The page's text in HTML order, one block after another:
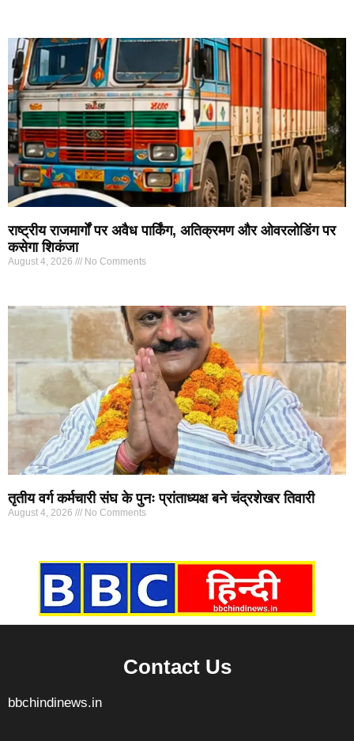
राष्ट्रीय राजमार्गों पर अवैध पार्किंग, अतिक्रमण और ओवरलोडिंग पर
कसेगा शिकंजा
August 4, 2026 No Comments
तृतीय वर्ग कर्मचारी संघ के पुनः प्रांताध्यक्ष बने चंद्रशेखर तिवारी
August 4, 2026 No Comments
Contact Us
bbchindinews.in